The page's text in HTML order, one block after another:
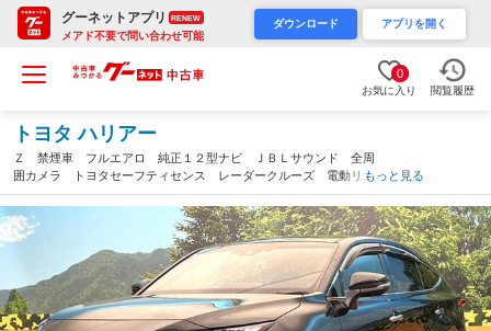
グーネットアプリ RENEW
メアド不要で問い合わせ可能
ダウンロード アプリを開く
0
お気に入り 閲覧履歴
トヨタ ハリアー
Ｚ 禁煙車 フルエアロ 純正１２型ナビ ＪＢＬサウンド 全周
囲カメラ トヨタセーフティセンス レーダークルーズ 電動リア
ゲート ハーフレザーシート ドラレコ コーナーセンサー ＬＥ
Ｄヘッド ＥＴＣ２．０（鹿児島県）
もっと見る